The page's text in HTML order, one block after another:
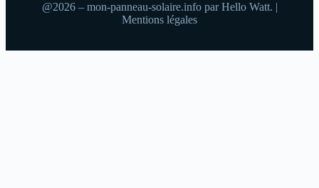
@2026 – mon-panneau-solaire.info par Hello Watt. |
Mentions légales